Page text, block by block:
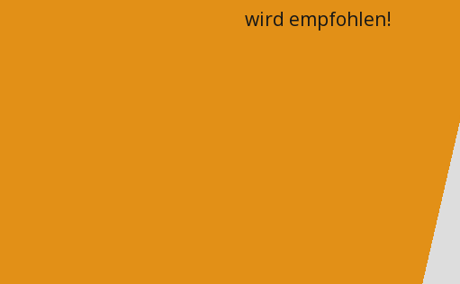
wird empfohlen!